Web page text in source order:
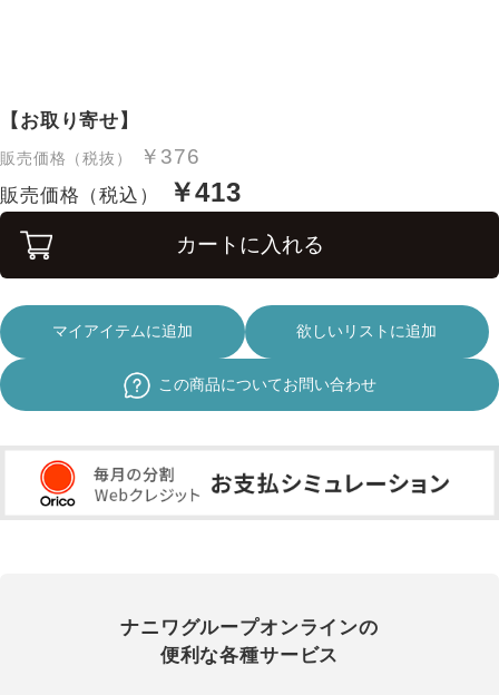
【お取り寄せ】
販売価格（税抜） ￥376
販売価格（税込） ￥413
カートに入れる
マイアイテムに追加 欲しいリストに追加
この商品についてお問い合わせ
ナニワグループオンラインの
便利な各種サービス